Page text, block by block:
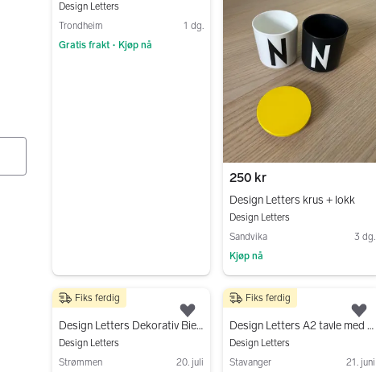
Design Letters
Trondheim
1 dg.
Gratis frakt • Kjøp nå
250 kr
Design Letters krus + lokk
Design Letters
Sandvika
3 dg.
Kjøp nå
100 kr
Design Letters Dekorativ Bie Ornament
Design Letters
Strømmen
20. juli
Fiks ferdig
Legg til som favoritt.
300 kr
Design Letters A2 tavle med masse bokstaver
Design Letters
Stavanger
21. juni
Fiks ferdig